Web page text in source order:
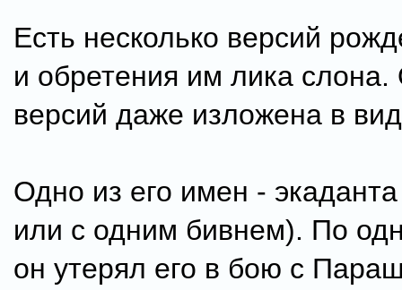
Есть несколько версий
и обретения им лика слона.
версий даже изложена в
Одно из его имен -
или с одним бивнем). По
он утерял его в бою с